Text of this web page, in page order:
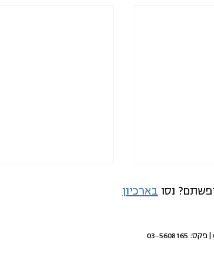
נסו בארכיון